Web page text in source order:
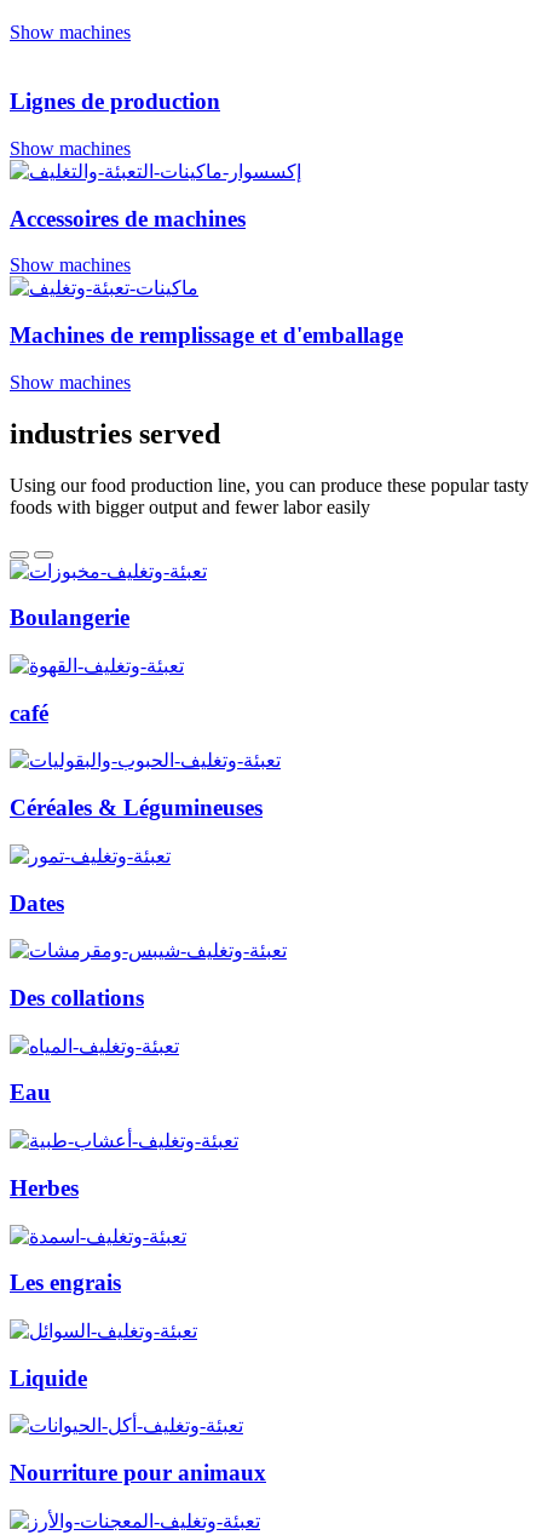
Show machines
Lignes de production
Show machines
Accessoires de machines
Show machines
Machines de remplissage et d'emballage
Show machines
industries served
Using our food production line, you can produce these popular tasty
foods with bigger output and fewer labor easily
Boulangerie
café
Céréales & Légumineuses
Dates
Des collations
Eau
Herbes
Les engrais
Liquide
Nourriture pour animaux